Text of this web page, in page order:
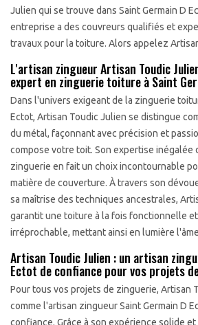
Julien qui se trouve dans Saint Germain D
entreprise a des couvreurs qualifiés et
travaux pour la toiture. Alors appelez
L'artisan zingueur Artisan Toudic
expert en zinguerie toiture à Saint
Dans l'univers exigeant de la zinguerie
Ectot, Artisan Toudic Julien se distingue
du métal, façonnant avec précision et
compose votre toit. Son expertise inégalée
zinguerie en fait un choix incontournable
matière de couverture. À travers son
sa maîtrise des techniques ancestrales,
garantit une toiture à la fois fonctionnelle
irréprochable, mettant ainsi en lumière
Artisan Toudic Julien : un artisan
Ectot de confiance pour vos projets
Pour tous vos projets de zinguerie, Artisan
comme l'artisan zingueur Saint Germain D
confiance. Grâce à son expérience solide